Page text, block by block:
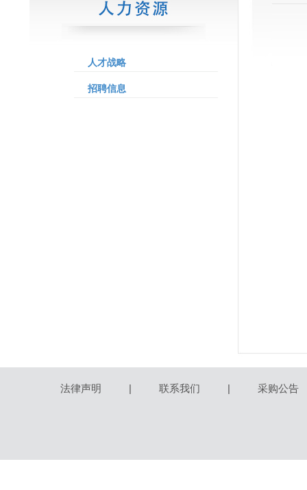
人才战略
招聘信息
法律声明 | 联系我们 | 采购公告